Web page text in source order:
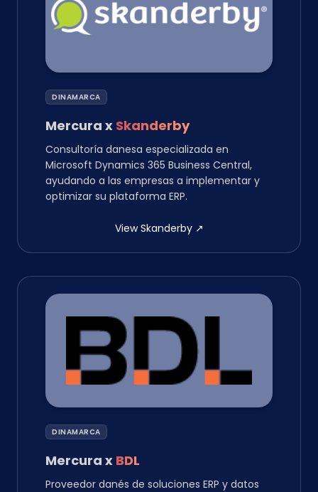
DINAMARCA
Mercura x Skanderby
Consultoría danesa especializada en
Microsoft Dynamics 365 Business Central,
ayudando a las empresas a implementar y
optimizar su plataforma ERP.
View Skanderby ↗
DINAMARCA
Mercura x BDL
Proveedor danés de soluciones ERP y datos